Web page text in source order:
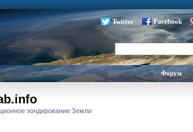
Twitter Facebook
Форум
зондирование Земли